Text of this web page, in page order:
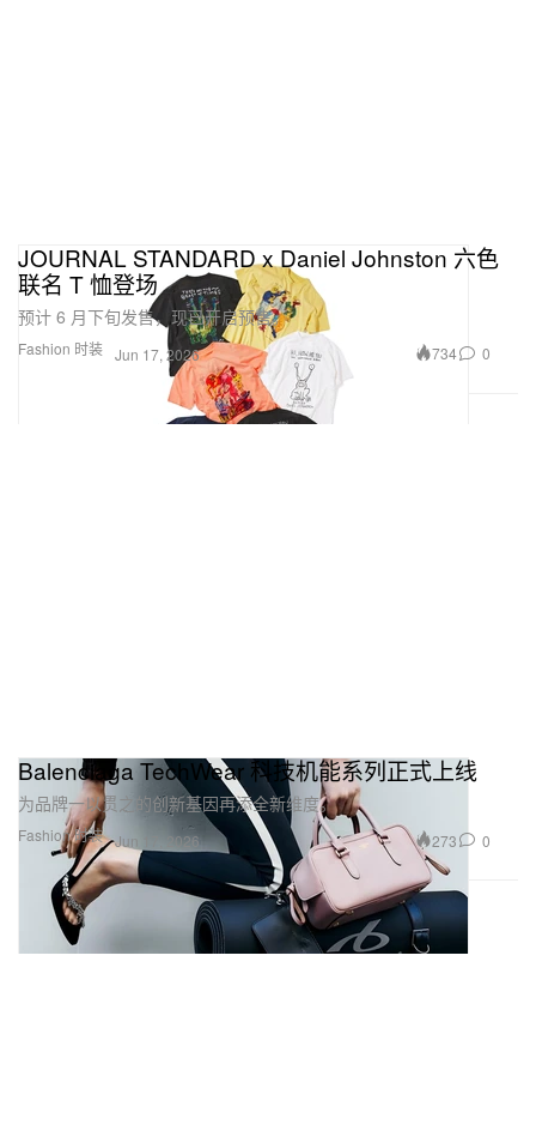
Fashion 时装
JOURNAL STANDARD x Daniel Johnston 六色
联名 T 恤登场
预计 6 月下旬发售，现已开启预售。
Jun 17, 2026 734 0
Fashion 时装
Balenciaga TechWear 科技机能系列正式上线
为品牌一以贯之的创新基因再添全新维度。
Jun 17, 2026 273 0